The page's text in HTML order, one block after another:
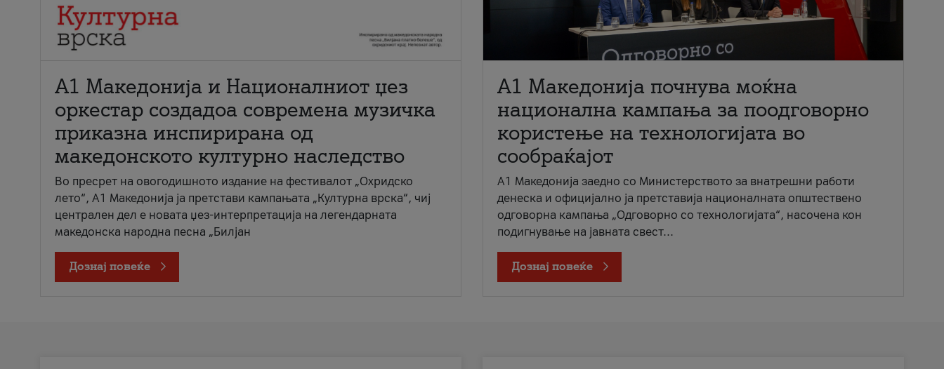
А1 Македонија и Националниот џез
оркестар создадоа современа музичка
приказна инспирирана од
македонското културно наследство
Во пресрет на овогодишното издание на фестивалот „Охридско
лето“, А1 Македонија ја претстави кампањата „Културна врска“, чиј
централен дел е новата џез-интерпретација на легендарната
македонска народна песна „Билјан
Дознај повеќе
A1 Македонија почнува моќна
национална кампања за поодговорно
користење на технологијата во
сообраќајот
A1 Македонија заедно со Министерството за внатрешни работи
денеска и официјално ја претставија националната општествено
одговорна кампања „Одговорно со технологијата“, насочена кон
подигнување на јавната свест...
Дознај повеќе